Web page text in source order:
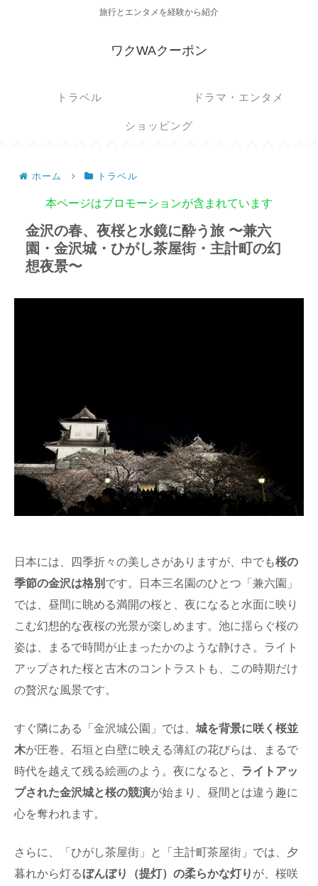
旅行とエンタメを経験から紹介
ワクWAクーポン
トラベル ドラマ・エンタメ
ショッピング
ホーム トラベル
本ページはプロモーションが含まれています
金沢の春、夜桜と水鏡に酔う旅 〜兼六
園・金沢城・ひがし茶屋街・主計町の幻
想夜景〜
日本には、四季折々の美しさがありますが、中でも桜の
季節の金沢は格別 です。日本三名園のひとつ「兼六園」
では、昼間に眺める満開の桜と、夜になると水面に映り
こむ幻想的な夜桜の光景が楽しめます。池に揺らぐ桜の
姿は、まるで時間が止まったかのような静けさ。ライト
アップされた桜と古木のコントラストも、この時期だけ
の贅沢な風景です。
すぐ隣にある「金沢城公園」では、 城を背景に咲く桜並
木が圧巻。石垣と白壁に映える薄紅の花びらは、まるで
時代を越えて残る絵画のよう。夜になると、 ライトアッ
プされた金沢城と桜の競演が始まり、昼間とは違う趣に
心を奪われます。
さらに、「ひがし茶屋街」と「主計町茶屋街」では、夕
暮れから灯るぼんぼり（提灯）の柔らかな灯り が、桜咲